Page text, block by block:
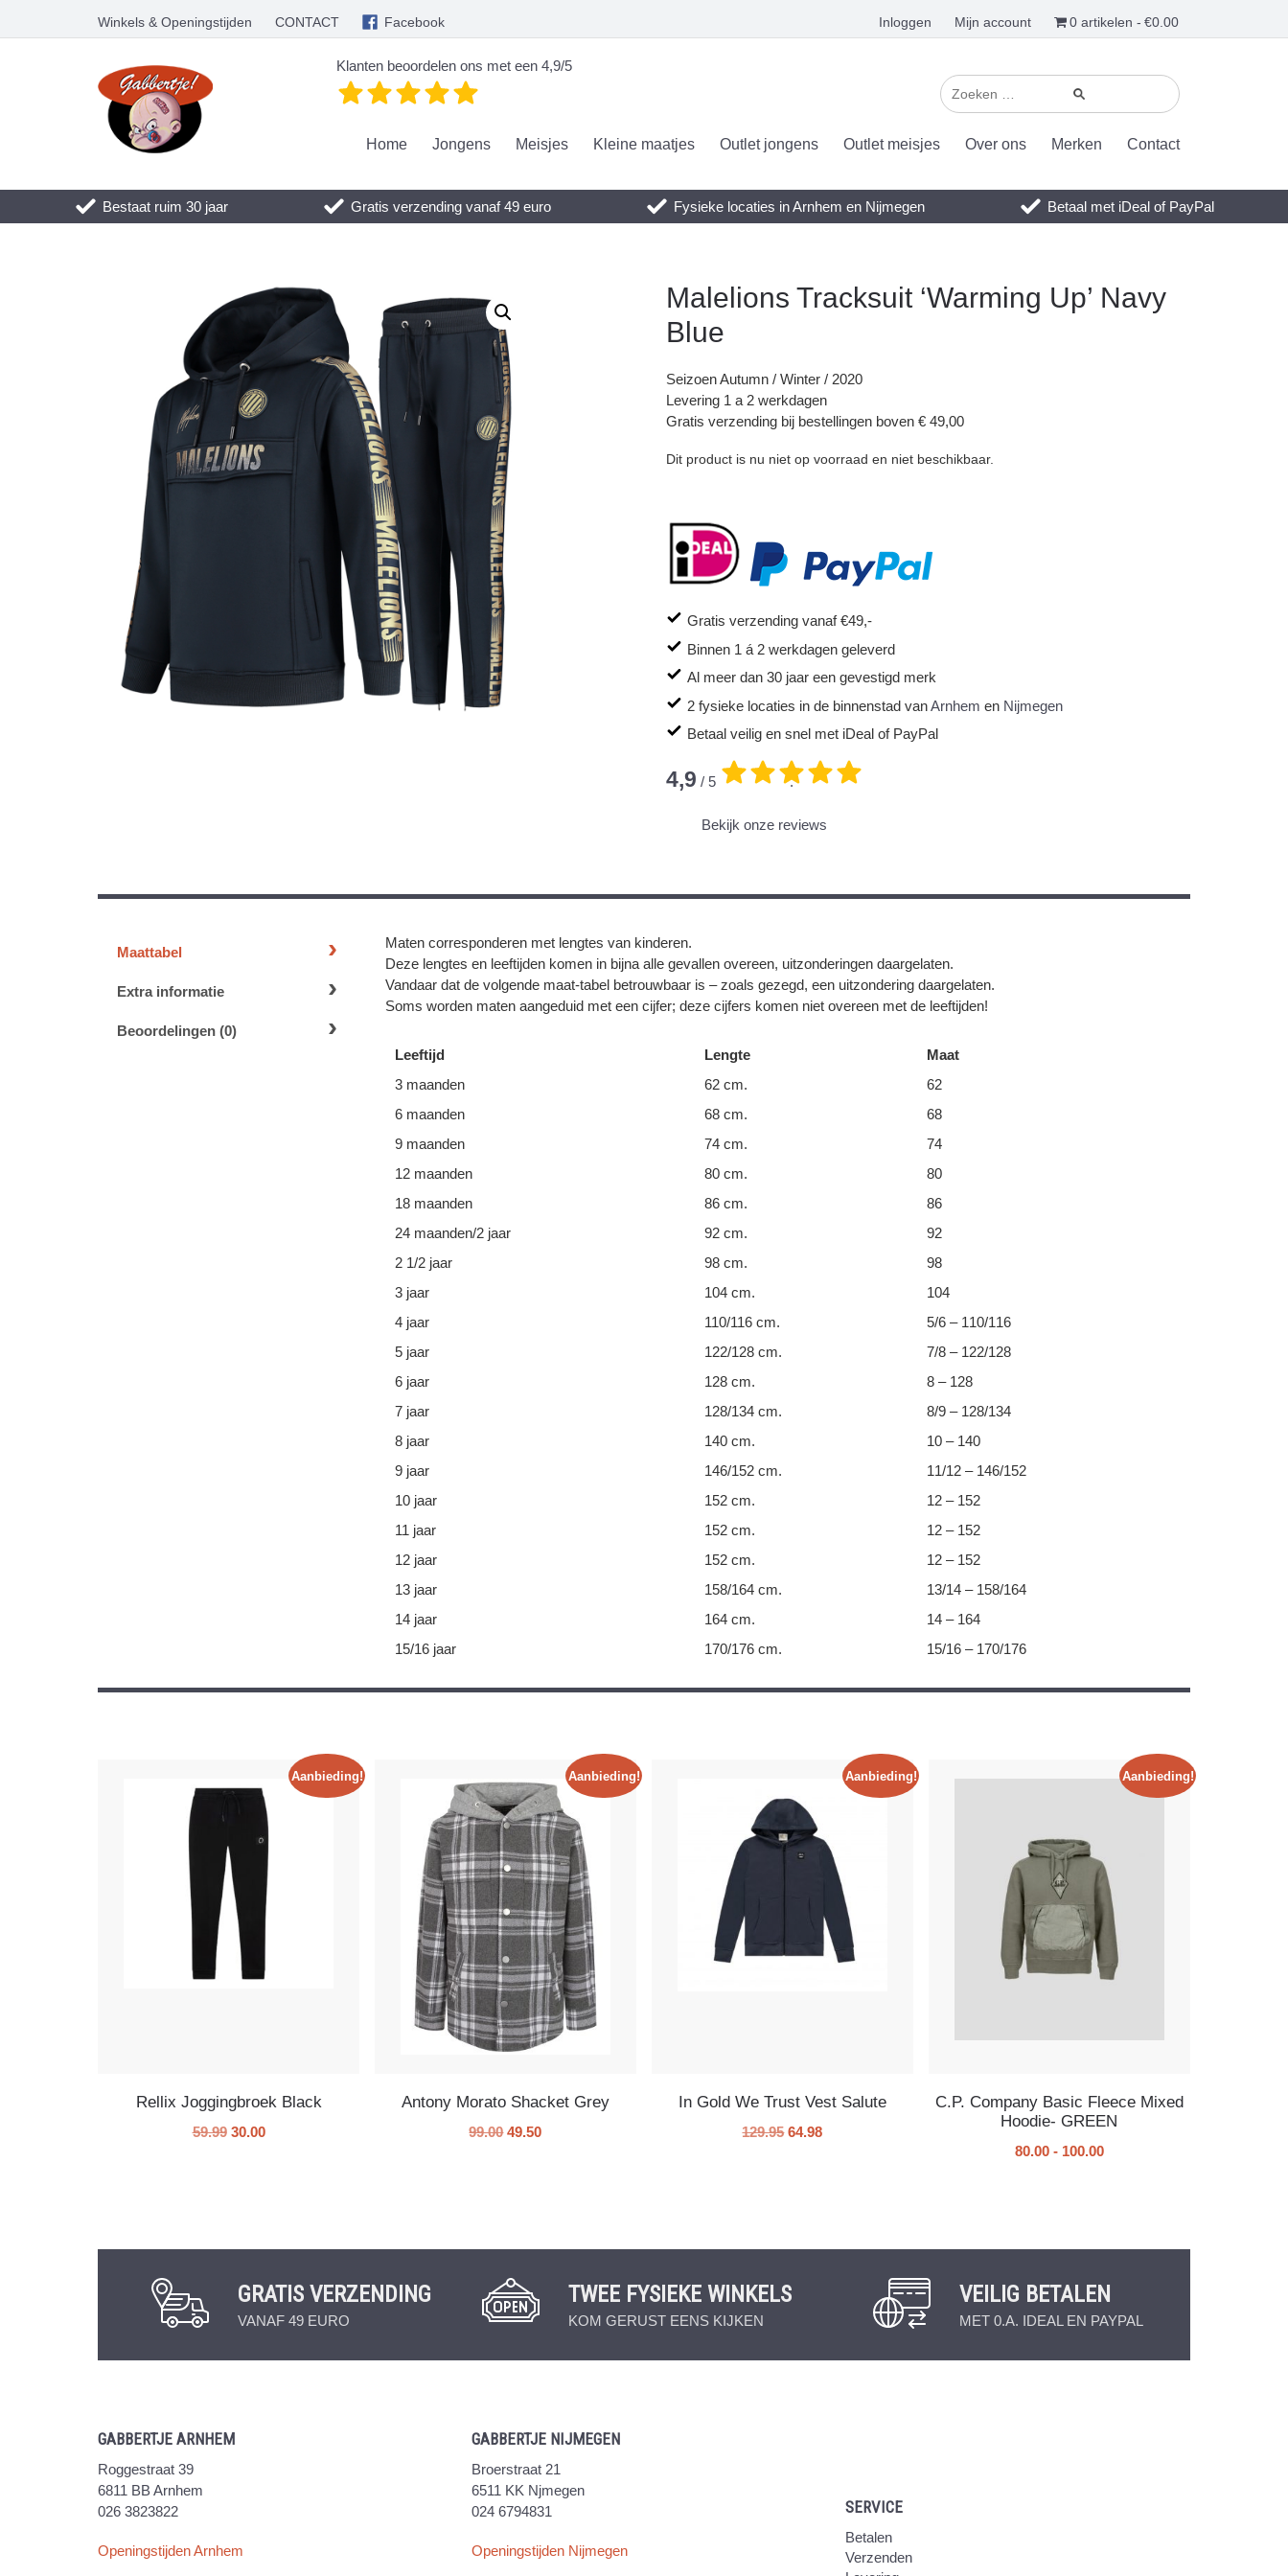
Winkels & Openingstijden CONTACT Facebook Inloggen Mijn account 0 artikelen €0.00
Klanten beoordelen ons met een 4,9/5
Home Jongens Meisjes Kleine maatjes Outlet jongens Outlet meisjes Over ons Merken Contact
Bestaat ruim 30 jaar Gratis verzending vanaf 49 euro Fysieke locaties in Arnhem en Nijmegen Betaal met iDeal of PayPal
Malelions Tracksuit ‘Warming Up’ Navy
Blue
Seizoen Autumn / Winter / 2020
Levering 1 a 2 werkdagen
Gratis verzending bij bestellingen boven € 49,00
Dit product is nu niet op voorraad en niet beschikbaar.
Gratis verzending vanaf €49,-
Binnen 1 á 2 werkdagen geleverd
Al meer dan 30 jaar een gevestigd merk
2 fysieke locaties in de binnenstad vanArnhem en Nijmegen
Betaal veilig en snel met iDeal of PayPal
4,9 / 5 .
Bekijk onze reviews
Maattabel
Extra informatie
Beoordelingen (0)
Maten corresponderen met lengtes van kinderen.
Deze lengtes en leeftijden komen in bijna alle gevallen overeen, uitzonderingen daargelaten.
Vandaar dat de volgende maat-tabel betrouwbaar is – zoals gezegd, een uitzondering daargelaten.
Soms worden maten aangeduid met een cijfer; deze cijfers komen niet overeen met de leeftijden!
Leeftijd Lengte
Maat
3 maanden
62 cm.
62
6 maanden
68 cm.
68
9 maanden
74 cm.
74
12 maanden
80 cm.
80
18 maanden
86 cm.
86
24 maanden/2 jaar
92 cm.
92
2 1/2 jaar
98 cm.
98
3 jaar
104 cm.
104
4 jaar
110/116 cm.
5/6 – 110/116
5 jaar
122/128 cm.
7/8 – 122/128
6 jaar
128 cm.
8 – 128
7 jaar
128/134 cm.
8/9 – 128/134
8 jaar
140 cm.
10 – 140
9 jaar
146/152 cm.
11/12 – 146/152
10 jaar
152 cm.
12 – 152
11 jaar
152 cm.
12 – 152
12 jaar
152 cm.
12 – 152
13 jaar
158/164 cm.
13/14 – 158/164
14 jaar
164 cm.
14 – 164
15/16 jaar
170/176 cm. 15/16 – 170/176
Aanbieding!
Rellix Joggingbroek Black
59.99 30.00
Aanbieding!
Antony Morato Shacket Grey
99.00 49.50
Aanbieding!
In Gold We Trust Vest Salute
129.95 64.98
Aanbieding!
C.P. Company Basic Fleece Mixed
Hoodie- GREEN
80.00 - 100.00
GRATIS VERZENDING
VANAF 49 EURO
TWEE FYSIEKE WINKELS
KOM GERUST EENS KIJKEN
VEILIG BETALEN
MET 0.A. IDEAL EN PAYPAL
GABBERTJE ARNHEM
Roggestraat 39
6811 BB Arnhem
026 3823822
Openingstijden Arnhem
GABBERTJE NIJMEGEN
Broerstraat 21
6511 KK Njmegen
024 6794831
Openingstijden Nijmegen
SERVICE
Betalen
Verzenden